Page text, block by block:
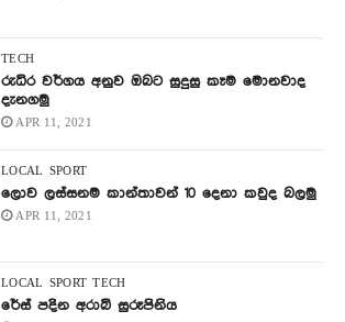
TECH
රුධිර වර්ගය අනුව ඔබට සුදුසු කෑම මොනවාද
දැනගමු
APR 11, 2021
LOCAL SPORT
ලොව ලස්සනම කාන්තාවන් 10 දෙනා කවුද බලමු
APR 11, 2021
LOCAL SPORT TECH
රේස් පදින අරාබි සුරූපිනිය